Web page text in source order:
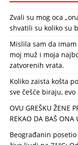
Zvali su mog oca
shvatili su koliko su
Mislila sam da
moj muž i moja
zatvorenih vrata.
Koliko zaista košta
sve češće biraju,
OVU GREŠKU ŽENE
REKAO DA BAŠ ONA
Beograđanin